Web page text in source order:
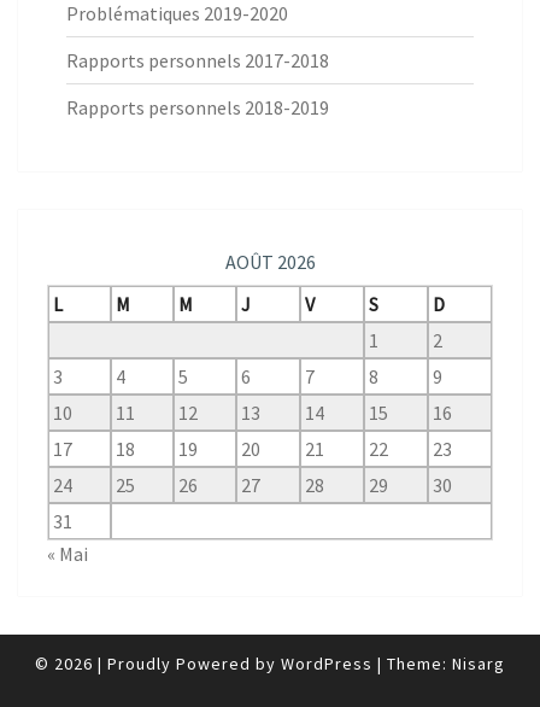
Problématiques 2019-2020
Rapports personnels 2017-2018
Rapports personnels 2018-2019
AOÛT 2026
L
M M J V S
D
1
2
3
4 5 6 7 8
9
10
11 12 13 14 15
16
17
18 19 20 21 22
23
24
25 26 27 28 29
30
31
« Mai
© 2026 | Proudly Powered by WordPress | Theme: Nisarg